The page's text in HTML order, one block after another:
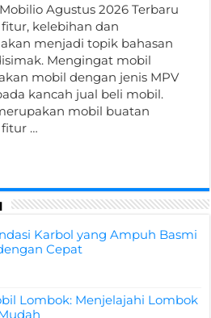
Agustus 2026 Terbaru
kelebihan dan
menjadi topik bahasan
Mengingat mobil
mobil dengan jenis MPV
kancah jual beli mobil.
mobil buatan
…
Karbol yang Ampuh Basmi
Cepat
Lombok: Menjelajahi Lombok